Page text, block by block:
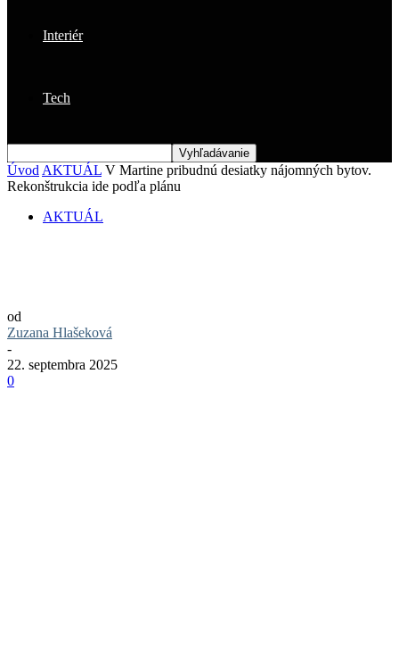
Interiér
Tech
Úvod AKTUÁL V Martine pribudnú desiatky nájomných bytov.
Rekonštrukcia ide podľa plánu
AKTUÁL
od
Zuzana Hlašeková
-
22. septembra 2025
0